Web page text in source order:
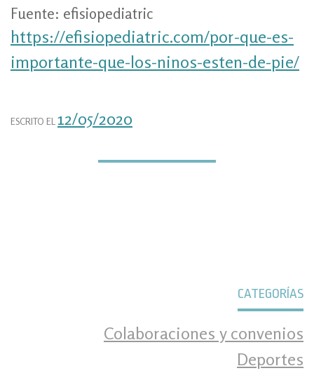
Fuente: efisiopediatric
https://efisiopediatric.com/por-que-es-
importante-que-los-ninos-esten-de-pie/
ESCRITO EL 12/05/2020
CATEGORÍAS
Colaboraciones y convenios
Deportes